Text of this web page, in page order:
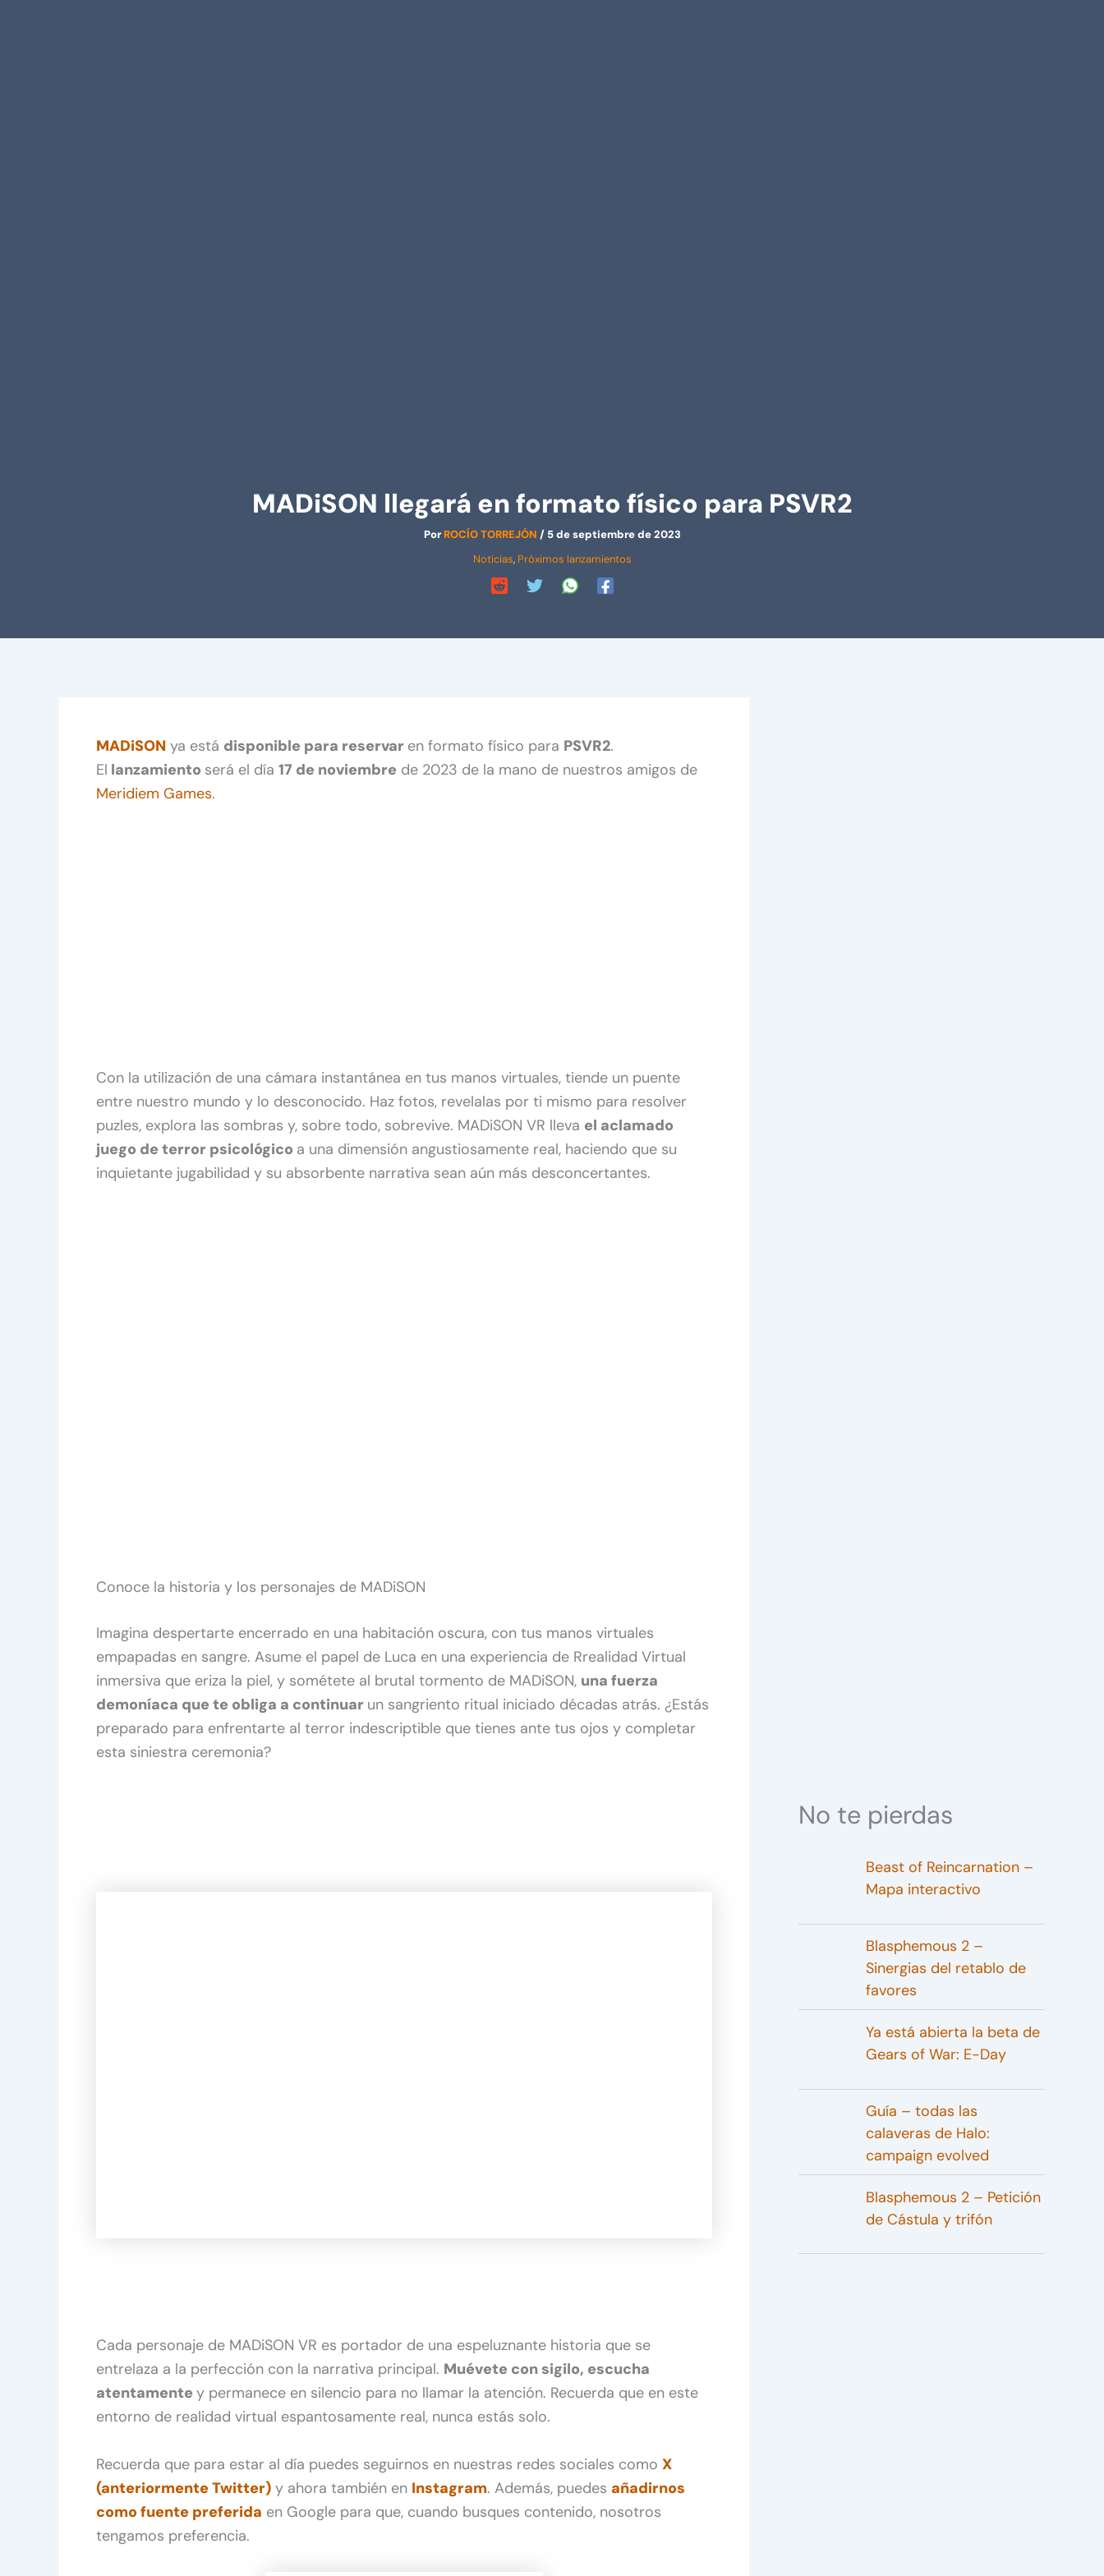
MADiSON llegará en formato físico para PSVR2
PorROCÍO TORREJÓN / 5 de septiembre de 2023
Noticias, Próximos lanzamientos
MADiSON ya está disponible para reservar en formato físico para PSVR2.
El lanzamiento será el día 17 de noviembre de 2023 de la mano de nuestros amigos de
Meridiem Games.
Con la utilización de una cámara instantánea en tus manos virtuales, tiende un puente
entre nuestro mundo y lo desconocido. Haz fotos, revelalas por ti mismo para resolver
puzles, explora las sombras y, sobre todo, sobrevive. MADiSON VR lleva el aclamado
juego de terror psicológico a una dimensión angustiosamente real, haciendo que su
inquietante jugabilidad y su absorbente narrativa sean aún más desconcertantes.
Conoce la historia y los personajes de MADiSON
Imagina despertarte encerrado en una habitación oscura, con tus manos virtuales
empapadas en sangre. Asume el papel de Luca en una experiencia de Rrealidad Virtual
inmersiva que eriza la piel, y sométete al brutal tormento de MADiSON, una fuerza
demoníaca que te obliga a continuar un sangriento ritual iniciado décadas atrás. ¿Estás
preparado para enfrentarte al terror indescriptible que tienes ante tus ojos y completar
esta siniestra ceremonia?
Cada personaje de MADiSON VR es portador de una espeluznante historia que se
entrelaza a la perfección con la narrativa principal. Muévete con sigilo, escucha
atentamente y permanece en silencio para no llamar la atención. Recuerda que en este
entorno de realidad virtual espantosamente real, nunca estás solo.
Recuerda que para estar al día puedes seguirnos en nuestras redes sociales como X
(anteriormente Twitter) y ahora también en Instagram. Además, puedes añadirnos
como fuente preferida en Google para que, cuando busques contenido, nosotros
tengamos preferencia.
No te pierdas
Beast of Reincarnation –
Mapa interactivo
Blasphemous 2 –
Sinergias del retablo de
favores
Ya está abierta la beta de
Gears of War: E-Day
Guía – todas las
calaveras de Halo:
campaign evolved
Blasphemous 2 – Petición
de Cástula y trifón